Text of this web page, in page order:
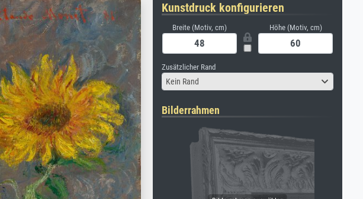
Kunstdruck konfigurieren
Breite (Motiv, cm) Höhe (Motiv, cm)
Zusätzlicher Rand
Kein Rand
Bilderrahmen